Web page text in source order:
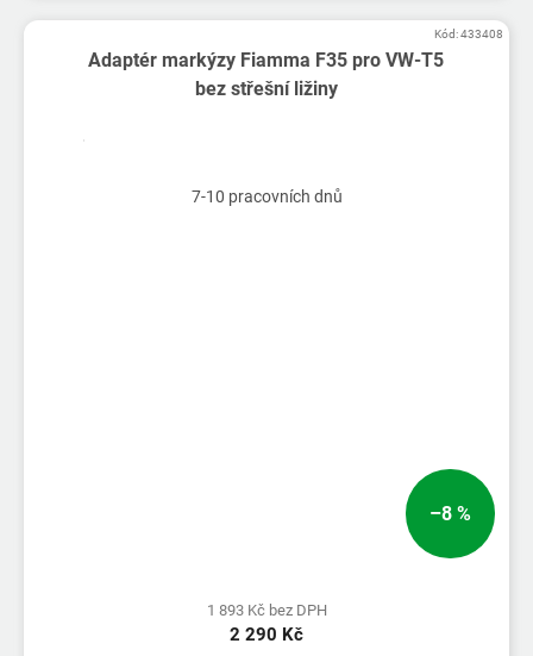
Adaptér markýzy Fiamma F35 pro VW-T5
bez střešní ližiny
7-10 pracovních dnů
–8 %
1 893 Kč bez DPH
2 290 Kč
Kód:433408